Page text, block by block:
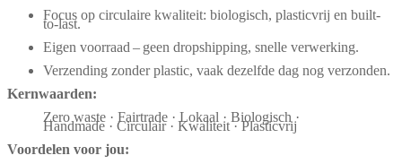
Focus op circulaire kwaliteit: biologisch, plasticvrij en built-
to-last.
Eigen voorraad – geen dropshipping, snelle verwerking.
Verzending zonder plastic, vaak dezelfde dag nog verzonden.
Kernwaarden:
Zero waste · Fairtrade · Lokaal · Biologisch ·
Handmade · Circulair · Kwaliteit · Plasticvrij
Voordelen voor jou: